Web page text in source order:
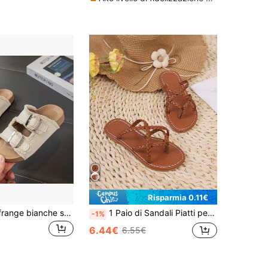
Ciabatte con frange bianche sporche per bambini, suola spessa e morbida imbottita, sandali semplici coreani per uso quotidiano
Risparmia 0.11€
-1% 1 Paio di Sandali Piatti per Bambini con Cinturini Intrecciati e Divisione per le Dita, Scarpe da Spiaggia Comode e Slip-On per Ragazzi e Ragazze, Estive
6.44€ 6.55€